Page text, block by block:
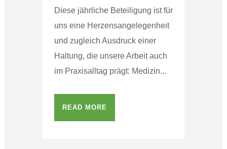
Diese jährliche Beteiligung ist für
uns eine Herzensangelegenheit
und zugleich Ausdruck einer
Haltung, die unsere Arbeit auch
im Praxisalltag prägt: Medizin...
READ MORE